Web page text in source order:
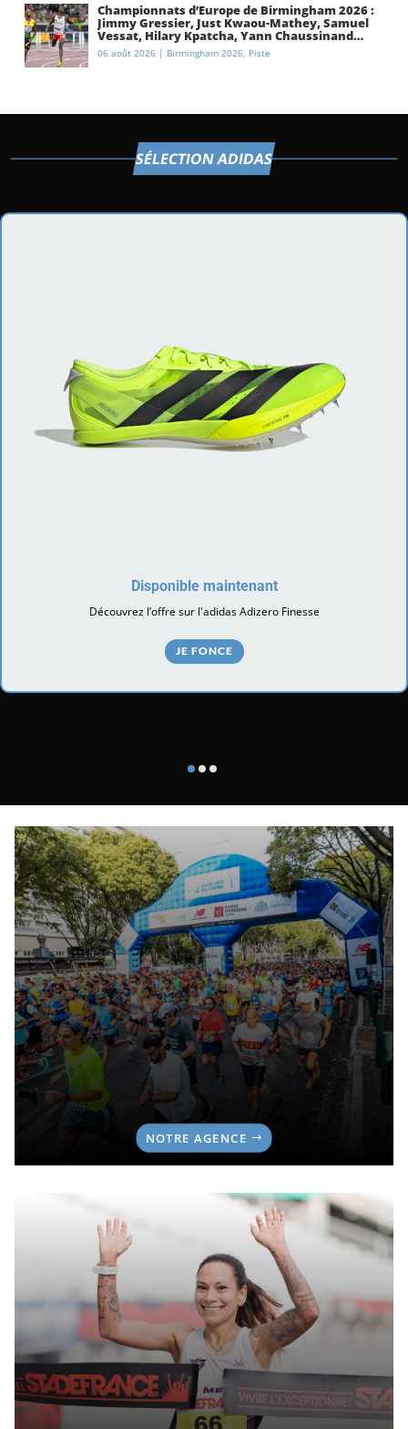
Championnats d’Europe de Birmingham 2026 :
Jimmy Gressier, Just Kwaou-Mathey, Samuel
Vessat, Hilary Kpatcha, Yann Chaussinand…
Présentation de l’équipe de France
d’athlétisme
06 août 2026 | Birmingham 2026, Piste
SÉLECTION ADIDAS
Disponible maintenant
Découvrez l’offre sur l'adidas Adizero Finesse
JE FONCE
NOTRE AGENCE